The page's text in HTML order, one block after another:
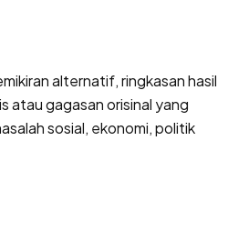
alternatif, ringkasan hasil
atau gagasan orisinal yang
sosial, ekonomi, politik